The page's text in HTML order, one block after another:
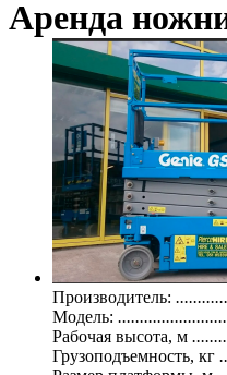
Аренда
Производитель:
Модель:
Рабочая высота, м
Грузоподъемность, кг